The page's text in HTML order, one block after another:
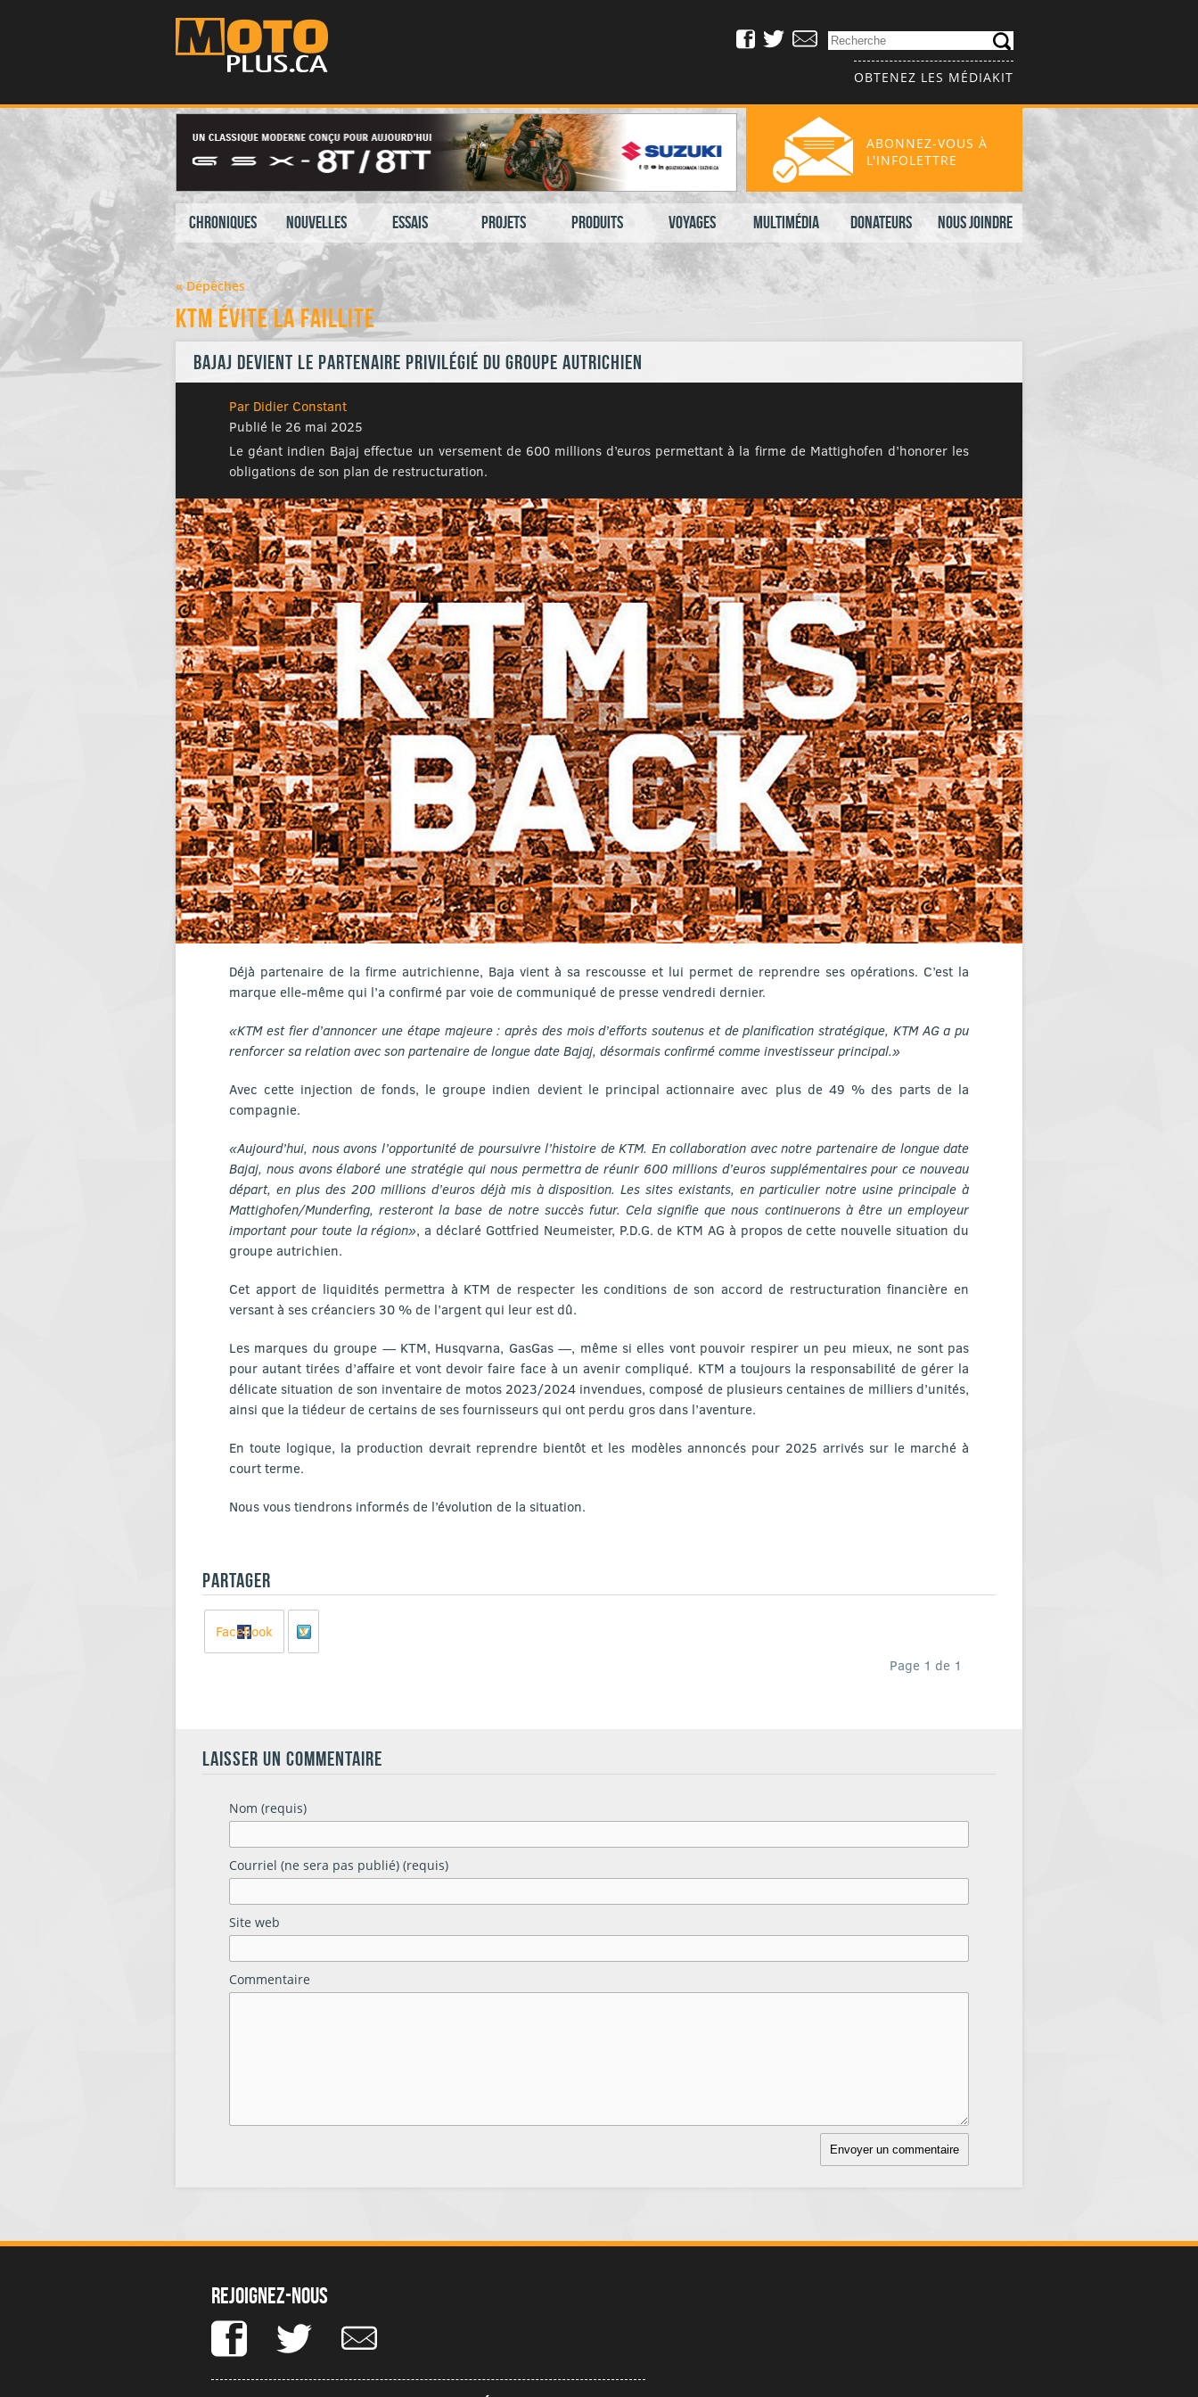
OBTENEZ LES MÉDIAKIT
Chroniques Nouvelles Essais Projets Produits Voyages Multimédia Donateurs Nous joindre
ABONNEZ-VOUS À
L'INFOLETTRE
« Dépêches
KTM évite la faillite
Bajaj devient le partenaire privilégié du groupe autrichien
Par Didier Constant
Publié le 26 mai 2025
Le géant indien Bajaj effectue un versement de 600 millions d’euros permettant à la firme de Mattighofen d’honorer les
obligations de son plan de restructuration.
Déjà partenaire de la firme autrichienne, Baja vient à sa rescousse et lui permet de reprendre ses opérations. C’est la
marque elle-même qui l’a confirmé par voie de communiqué de presse vendredi dernier.
«KTM est fier d’annoncer une étape majeure : après des mois d’efforts soutenus et de planification stratégique, KTM AG a pu
renforcer sa relation avec son partenaire de longue date Bajaj, désormais confirmé comme investisseur principal.»
Avec cette injection de fonds, le groupe indien devient le principal actionnaire avec plus de 49 % des parts de la
compagnie.
«Aujourd’hui, nous avons l’opportunité de poursuivre l’histoire de KTM. En collaboration avec notre partenaire de longue date
Bajaj, nous avons élaboré une stratégie qui nous permettra de réunir 600 millions d’euros supplémentaires pour ce nouveau
départ, en plus des 200 millions d’euros déjà mis à disposition. Les sites existants, en particulier notre usine principale à
Mattighofen/Munderfing, resteront la base de notre succès futur. Cela signifie que nous continuerons à être un employeur
important pour toute la région», a déclaré Gottfried Neumeister, P.D.G. de KTM AG à propos de cette nouvelle situation du
groupe autrichien.
Cet apport de liquidités permettra à KTM de respecter les conditions de son accord de restructuration financière en
versant à ses créanciers 30 % de l’argent qui leur est dû.
Les marques du groupe — KTM, Husqvarna, GasGas —, même si elles vont pouvoir respirer un peu mieux, ne sont pas
pour autant tirées d’affaire et vont devoir faire face à un avenir compliqué. KTM a toujours la responsabilité de gérer la
délicate situation de son inventaire de motos 2023/2024 invendues, composé de plusieurs centaines de milliers d’unités,
ainsi que la tiédeur de certains de ses fournisseurs qui ont perdu gros dans l’aventure.
En toute logique, la production devrait reprendre bientôt et les modèles annoncés pour 2025 arrivés sur le marché à
court terme.
Nous vous tiendrons informés de l’évolution de la situation.
PARTAGER
Facebook
X
Page 1 de 1
LAISSER UN COMMENTAIRE
Nom (requis)
Courriel (ne sera pas publié) (requis)
Site web
Commentaire
Rejoignez-nous